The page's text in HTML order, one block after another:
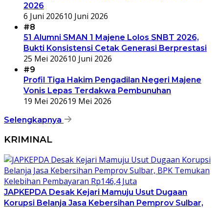
2026
6 Juni 202610 Juni 2026
#8
51 Alumni SMAN 1 Majene Lolos SNBT 2026,
Bukti Konsistensi Cetak Generasi Berprestasi
25 Mei 202610 Juni 2026
#9
Profil Tiga Hakim Pengadilan Negeri Majene
Vonis Lepas Terdakwa Pembunuhan
19 Mei 202619 Mei 2026
Selengkapnya
KRIMINAL
JAPKEPDA Desak Kejari Mamuju Usut Dugaan
Korupsi Belanja Jasa Kebersihan Pemprov Sulbar,